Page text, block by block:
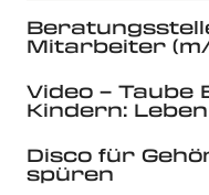
Mitarbeiter
Video –
Kindern:
Disco für
spüren